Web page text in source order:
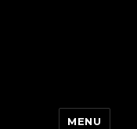
MENU